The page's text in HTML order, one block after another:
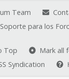
Team
para los
Top
Mark all
Syndication